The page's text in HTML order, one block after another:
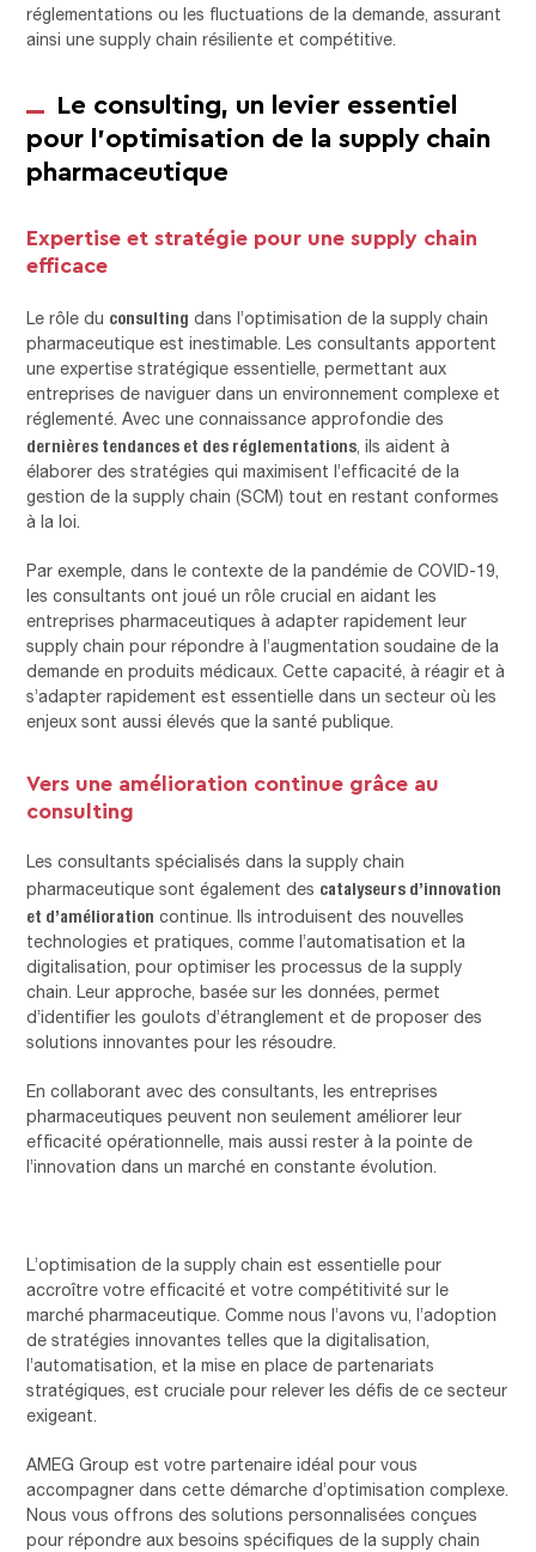
réglementations ou les fluctuations de la demande, assurant
ainsi une supply chain résiliente et compétitive.
Le consulting, un levier essentiel
pour l’optimisation de la supply chain
pharmaceutique
Expertise et stratégie pour une supply chain
efficace
Le rôle du consulting dans l’optimisation de la supply chain
pharmaceutique est inestimable. Les consultants apportent
une expertise stratégique essentielle, permettant aux
entreprises de naviguer dans un environnement complexe et
réglementé. Avec une connaissance approfondie des
dernières tendances et des réglementations , ils aident à
élaborer des stratégies qui maximisent l’efficacité de la
gestion de la supply chain (SCM) tout en restant conformes
à la loi.
Par exemple, dans le contexte de la pandémie de COVID-19,
les consultants ont joué un rôle crucial en aidant les
entreprises pharmaceutiques à adapter rapidement leur
supply chain pour répondre à l’augmentation soudaine de la
demande en produits médicaux. Cette capacité, à réagir et à
s’adapter rapidement est essentielle dans un secteur où les
enjeux sont aussi élevés que la santé publique.
Vers une amélioration continue grâce au
consulting
Les consultants spécialisés dans la supply chain
pharmaceutique sont également des catalyseurs d’innovation
et d’amélioration continue. Ils introduisent des nouvelles
technologies et pratiques, comme l’automatisation et la
digitalisation, pour optimiser les processus de la supply
chain. Leur approche, basée sur les données, permet
d’identifier les goulots d’étranglement et de proposer des
solutions innovantes pour les résoudre.
En collaborant avec des consultants, les entreprises
pharmaceutiques peuvent non seulement améliorer leur
efficacité opérationnelle, mais aussi rester à la pointe de
l’innovation dans un marché en constante évolution.
L’optimisation de la supply chain est essentielle pour
accroître votre efficacité et votre compétitivité sur le
marché pharmaceutique. Comme nous l’avons vu, l’adoption
de stratégies innovantes telles que la digitalisation,
l’automatisation, et la mise en place de partenariats
stratégiques, est cruciale pour relever les défis de ce secteur
exigeant.
AMEG Group est votre partenaire idéal pour vous
accompagner dans cette démarche d’optimisation complexe.
Nous vous offrons des solutions personnalisées conçues
pour répondre aux besoins spécifiques de la supply chain